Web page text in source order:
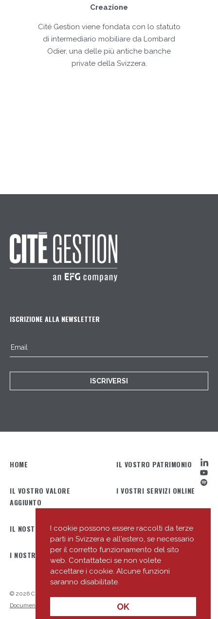
I cookie possono essere raccolti da terze
parti in Svizzera e all'estero, se necessario
per il corretto funzionamento del sito
web. Contattateci se non volete
accettare i cookie. Alcune funzioni
saranno disabilitate.
OK
Creazione
Cité Gestion viene fondata con lo statuto
di intermediario mobiliare da Lombard
Odier, una delle più antiche banche
private della Svizzera.
ISCRIZIONE ALLA NEWSLETTER
ISCRIVERSI
HOME IL VOSTRO PATRIMONIO
IL VOSTRO VALORE
AGGIUNTO
I VOSTRI SERVIZI ONLINE
IL NOSTRO PROFILO IL NOSTRO TEAM
I NOSTRI UFFICI LE NOSTRE NOVITÀ
© 2026 Cité Gestion
Documenti concernenti le informazioni chiave (KID)